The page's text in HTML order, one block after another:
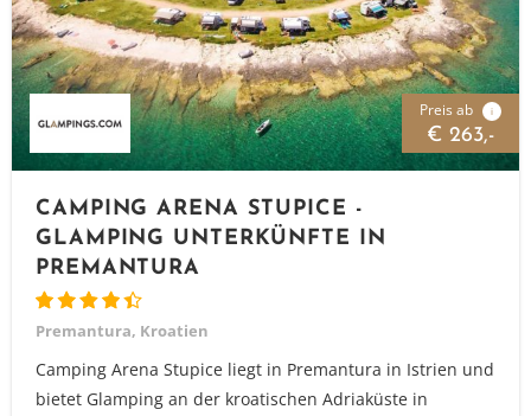
Preis ab i
€ 263,-
CAMPING ARENA STUPICE -
GLAMPING UNTERKÜNFTE IN
PREMANTURA
Premantura, Kroatien
Camping Arena Stupice liegt in Premantura in Istrien und
bietet Glamping an der kroatischen Adriaküste in